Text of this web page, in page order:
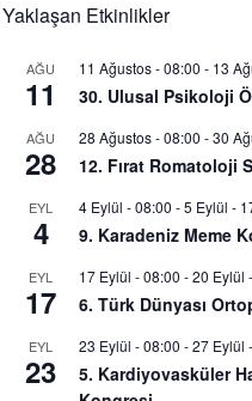
Yaklaşan Etkinlikler
AĞU
11
11 Ağustos - 08:00 - 13
30. Ulusal Psikoloji
AĞU
28
28 Ağustos - 08:00 -30
12. Fırat Romatoloji
EYL
4
4 Eylül - 08:00 -5 Eylül -
9. Karadeniz Meme
EYL
17
17 Eylül - 08:00 -20 Eylül
6. Türk Dünyası
EYL
23
23 Eylül - 08:00 -27 Eylül
5. Kardiyovasküler